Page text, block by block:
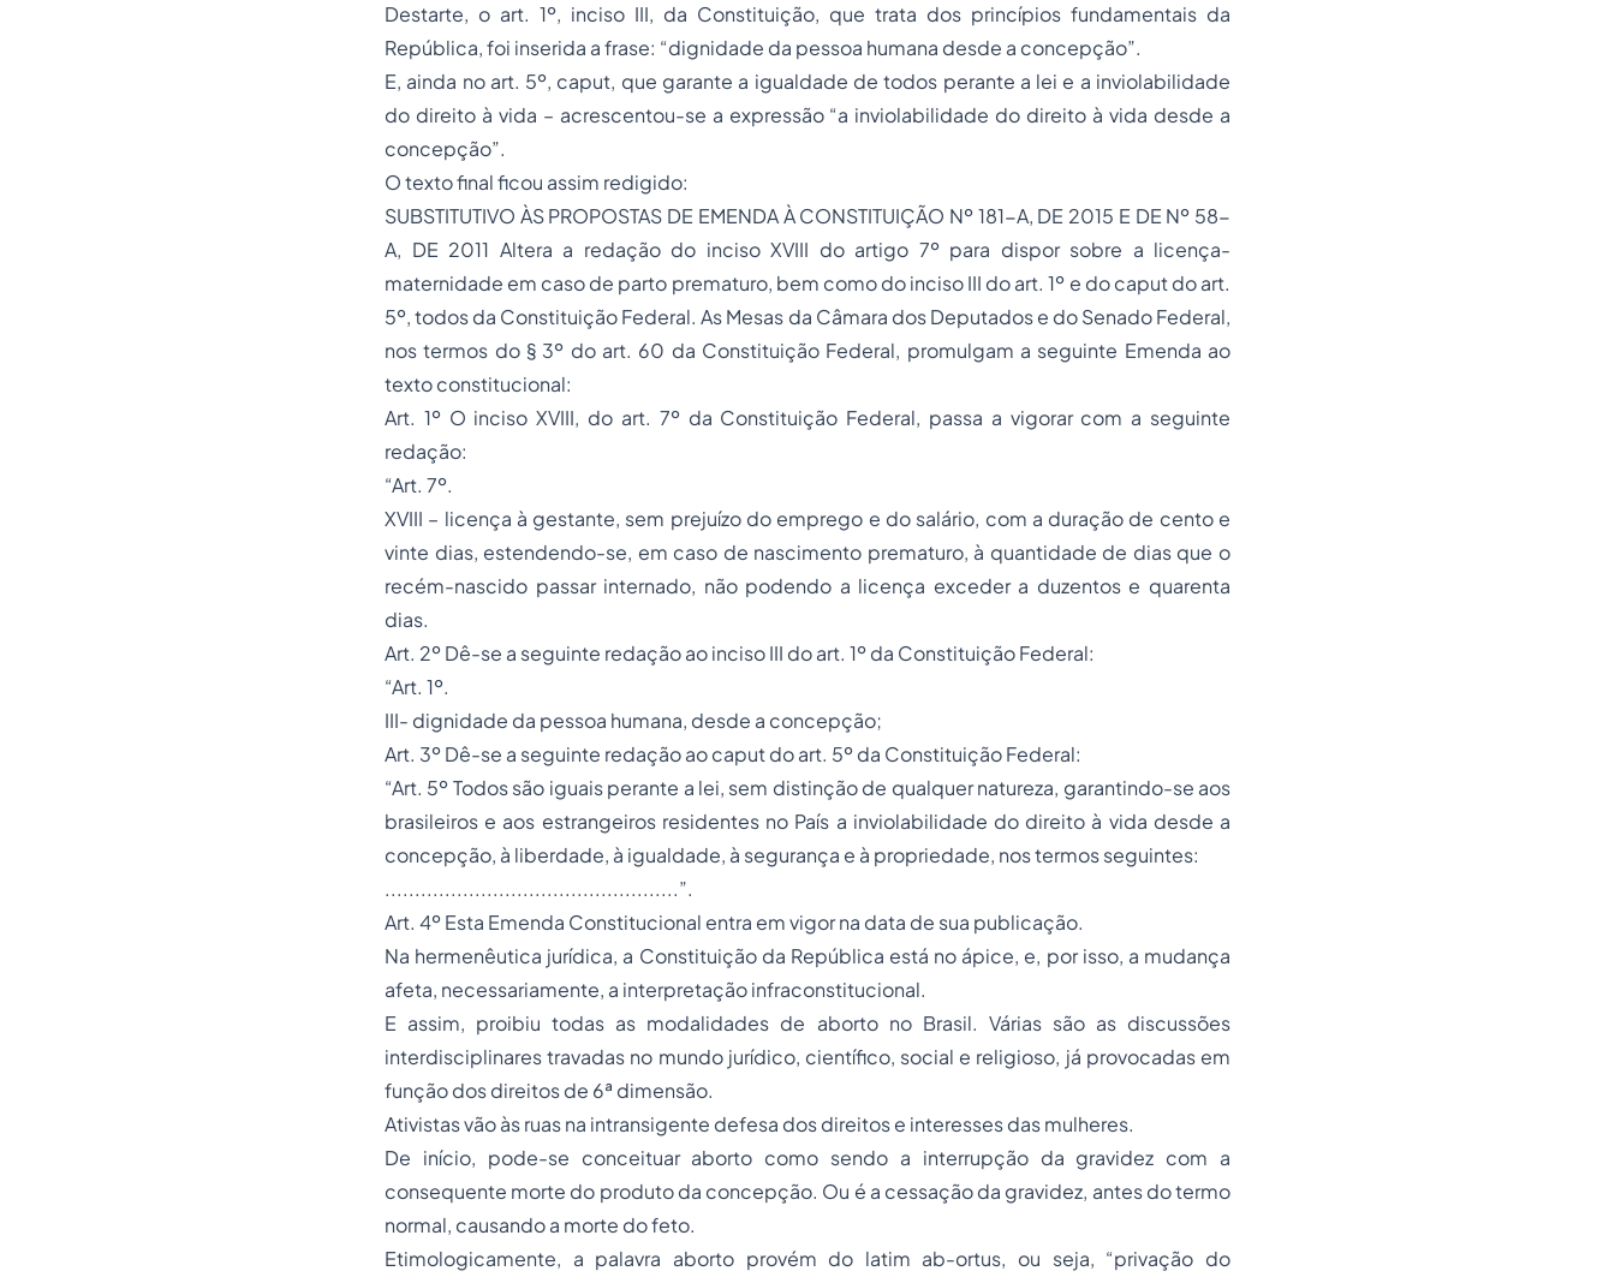
Destarte, o art. 1º, inciso III, da Constituição, que trata dos princípios fundamentais da
República, foi inserida a frase: “dignidade da pessoa humana desde a concepção”.
E, ainda no art. 5º, caput, que garante a igualdade de todos perante a lei e a inviolabilidade
do direito à vida – acrescentou-se a expressão “a inviolabilidade do direito à vida desde a
concepção”.
O texto final ficou assim redigido:
SUBSTITUTIVO ÀS PROPOSTAS DE EMENDA À CONSTITUIÇÃO Nº 181-A, DE 2015 E DE Nº 58-
A, DE 2011 Altera a redação do inciso XVIII do artigo 7º para dispor sobre a licença-
maternidade em caso de parto prematuro, bem como do inciso III do art. 1º e do caput do art.
5º, todos da Constituição Federal. As Mesas da Câmara dos Deputados e do Senado Federal,
nos termos do § 3º do art. 60 da Constituição Federal, promulgam a seguinte Emenda ao
texto constitucional:
Art. 1º O inciso XVIII, do art. 7º da Constituição Federal, passa a vigorar com a seguinte
redação:
“Art. 7º.
XVIII – licença à gestante, sem prejuízo do emprego e do salário, com a duração de cento e
vinte dias, estendendo-se, em caso de nascimento prematuro, à quantidade de dias que o
recém-nascido passar internado, não podendo a licença exceder a duzentos e quarenta
dias.
Art. 2º Dê-se a seguinte redação ao inciso III do art. 1º da Constituição Federal:
“Art. 1º.
III- dignidade da pessoa humana, desde a concepção;
Art. 3º Dê-se a seguinte redação ao caput do art. 5º da Constituição Federal:
“Art. 5º Todos são iguais perante a lei, sem distinção de qualquer natureza, garantindo-se aos
brasileiros e aos estrangeiros residentes no País a inviolabilidade do direito à vida desde a
concepção, à liberdade, à igualdade, à segurança e à propriedade, nos termos seguintes:
.................................................”.
Art. 4º Esta Emenda Constitucional entra em vigor na data de sua publicação.
Na hermenêutica jurídica, a Constituição da República está no ápice, e, por isso, a mudança
afeta, necessariamente, a interpretação infraconstitucional.
E assim, proibiu todas as modalidades de aborto no Brasil. Várias são as discussões
interdisciplinares travadas no mundo jurídico, científico, social e religioso, já provocadas em
função dos direitos de 6ª dimensão.
Ativistas vão às ruas na intransigente defesa dos direitos e interesses das mulheres.
De início, pode-se conceituar aborto como sendo a interrupção da gravidez com a
consequente morte do produto da concepção. Ou é a cessação da gravidez, antes do termo
normal, causando a morte do feto.
Etimologicamente, a palavra aborto provém do latim ab-ortus, ou seja, “privação do